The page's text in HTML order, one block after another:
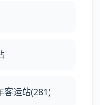
客运站(281)